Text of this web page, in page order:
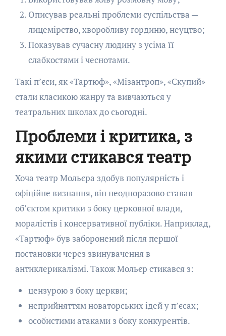
Описував реальні проблеми суспільства —
лицемірство, хворобливу гординю, неуцтво;
Показував сучасну людину з усіма її
слабкостями і чеснотами.
Такі п’єси, як «Тартюф», «Мізантроп», «Скупий»
стали класикою жанру та вивчаються у
театральних школах до сьогодні.
Проблеми і критика, з
якими стикався театр
Хоча театр Мольєра здобув популярність і
офіційне визнання, він неодноразово ставав
об’єктом критики з боку церковної влади,
моралістів і консервативної публіки. Наприклад,
«Тартюф» був заборонений після першої
постановки через звинувачення в
антиклерикалізмі. Також Мольєр стикався з:
цензурою з боку церкви;
неприйняттям новаторських ідей у п’єсах;
особистими атаками з боку конкурентів.